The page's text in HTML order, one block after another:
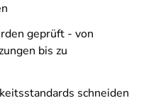
geprüft - von
bis zu
schneiden